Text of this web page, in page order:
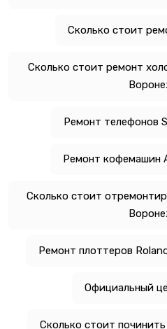
Сколько стоит
Сколько стоит ремонт
Ремонт телефонов
Ремонт кофемашин
Сколько стоит
Ремонт плоттеров
Официальный
Сколько стоит